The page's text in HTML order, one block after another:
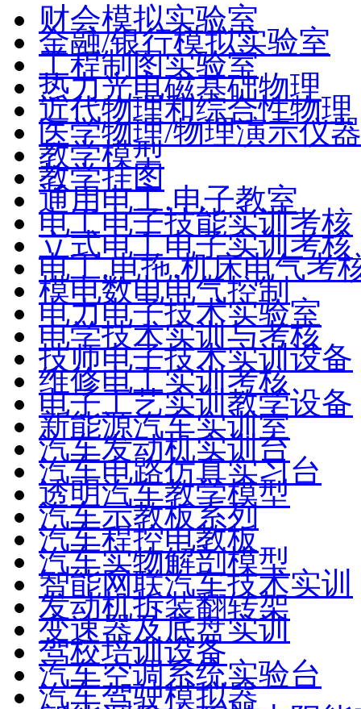
财会模拟实验室
金融/银行模拟实验室
工程制图实验室
热力光电磁基础物理
近代物理和综合性物理
医学物理/物理演示仪器
教学模型
教学挂图
通用电工.电子教室
电工电子技能实训考核
立式电工电子实训考核
电工.电拖.机床电气考
模电数电电气控制
电力电子技术实验室
电学技术实训与考核
技师电子技术实训设备
维修电工实训考核
电子工艺实训教学设备
新能源汽车实训室
汽车发动机实训台
汽车电路仿真实习台
透明汽车教学模型
汽车示教板系列
汽车程控电教板
汽车实物解剖模型
智能网联汽车技术实训
发动机拆装翻转架
变速器及底盘实训
驾校培训设备
汽车空调系统实验台
汽车驾驶模拟器